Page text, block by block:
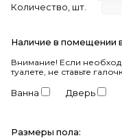
Количество, шт.
Наличие в помещении
Внимание! Если
туалете, не ставьте
Ванна Дверь
Размеры пола: